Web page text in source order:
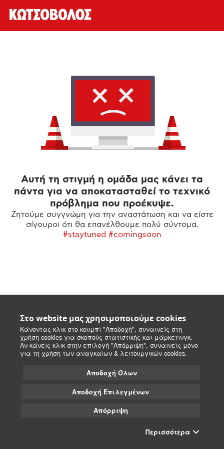
Στο website μας χρησιμοποιούμε cookies
Κάνοντας κλικ στο κουμπί "Αποδοχή", συναινείς στη
χρήση cookies για σκοπούς στατιστικής και μάρκετινγκ.
Αν κάνεις κλικ στην επιλογή "Απόρριψη", συναινείς μόνο
για τη χρήση των αναγκαίων & λειτουργικών cookies.
Αποδοχή Όλων
Αποδοχή Επιλεγμένων
Απόρριψη
Περισσότερα
Αυτή τη στιγμή η ομάδα μας κάνει τα
πάντα για να αποκατασταθεί το τεχνικό
πρόβλημα που προέκυψε.
Ζητούμε συγγνώμη για την αναστάτωση και να είστε
σίγουροι ότι θα επανέλθουμε πολύ σύντομα.
#staytuned #comingsoon